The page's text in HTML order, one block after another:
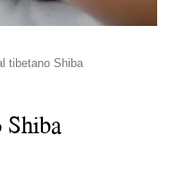
tibetano Shiba